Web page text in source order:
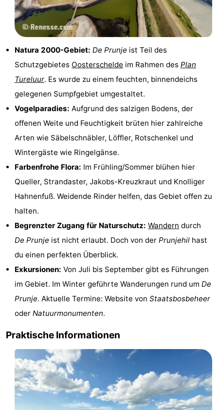
Spielplätze
Indoor-
Spielplätze
Bowling
-
Minigolfplätze
Wellness-
Zentren
Dörfer
Städte
Natur
Führungen
Sport
Schwimmbader
Radfahren
-
Wandern
Reiten
-
Golfplatze
Surfen
Sportangeln
-
Tauchen
Seehunden
Essen
Veranstaltungen
Natura 2000-Gebiet: De Prunje ist Teil des
Schutzgebietes Oosterschelde im Rahmen des Plan
Tureluur. Es wurde zu einem feuchten, binnendeichs
gelegenen Sumpfgebiet umgestaltet.
Vogelparadies: Aufgrund des salzigen Bodens, der
offenen Weite und Feuchtigkeit brüten hier zahlreiche
Arten wie Säbelschnäbler, Löffler, Rotschenkel und
Wintergäste wie Ringelgänse.
Farbenfrohe Flora: Im Frühling/Sommer blühen hier
Queller, Strandaster, Jakobs-Kreuzkraut und Knolliger
Hahnenfuß. Weidende Rinder helfen, das Gebiet offen zu
halten.
Begrenzter Zugang für Naturschutz: Wandern durch
De Prunje ist nicht erlaubt. Doch von der Prunjehil hast
du einen perfekten Überblick.
Exkursionen: Von Juli bis September gibt es Führungen
im Gebiet. Im Winter geführte Wanderungen rund um De
Prunje. Aktuelle Termine: Website von Staatsbosbeheer
oder Natuurmonumenten.
Praktische Informationen